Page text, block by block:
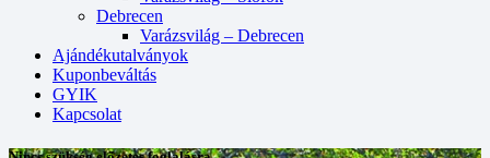
Debrecen
Varázsvilág – Debrecen
Ajándékutalványok
Kuponbeváltás
GYIK
Kapcsolat